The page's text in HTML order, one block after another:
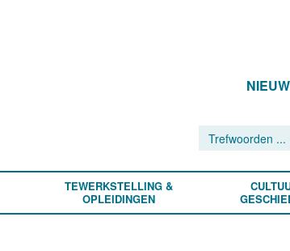
TEWERKSTELLING &
OPLEIDINGEN